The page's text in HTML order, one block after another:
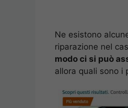
Ne esistono
riparazione nel
modo ci si può
allora quali sono i